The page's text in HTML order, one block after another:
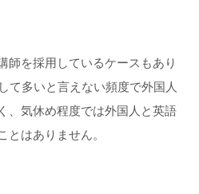
師を採用しているケースもあり
て多いと言えない頻度で外国人
、気休め程度では外国人と英語
とはありません。